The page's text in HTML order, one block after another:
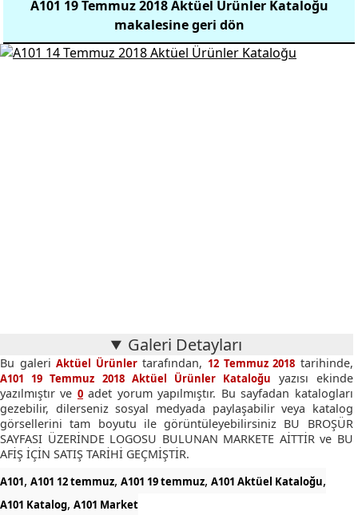
A101 19 Temmuz 2018 Aktüel Ürünler Kataloğu
makalesine geri dön
Galeri Detayları
Bu galeriAktüel Ürünlertarafından, 12 Temmuz 2018 tarihinde,
A101 19 Temmuz 2018 Aktüel Ürünler Kataloğu yazısı ekinde
yazılmıştır ve 0adet yorum yapılmıştır. Bu sayfadan katalogları
gezebilir, dilerseniz sosyal medyada paylaşabilir veya katalog
görsellerini tam boyutu ile görüntüleyebilirsiniz BU BROŞÜR
SAYFASI ÜZERİNDE LOGOSU BULUNAN MARKETE AİTTİR ve BU
AFİŞ İÇİN SATIŞ TARİHİ GEÇMİŞTİR.
A101, A101 12 temmuz, A101 19 temmuz, A101 Aktüel Kataloğu,
A101 Katalog, A101 Market